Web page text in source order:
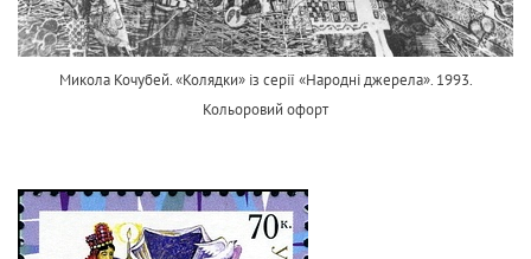
Микола Кочубей. «Колядки» із серії «Народні джерела». 1993.
Кольоровий офорт